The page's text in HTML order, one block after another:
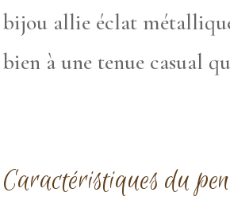
bijou allie éclat
bien à une tenue casual
Caractéristiques du